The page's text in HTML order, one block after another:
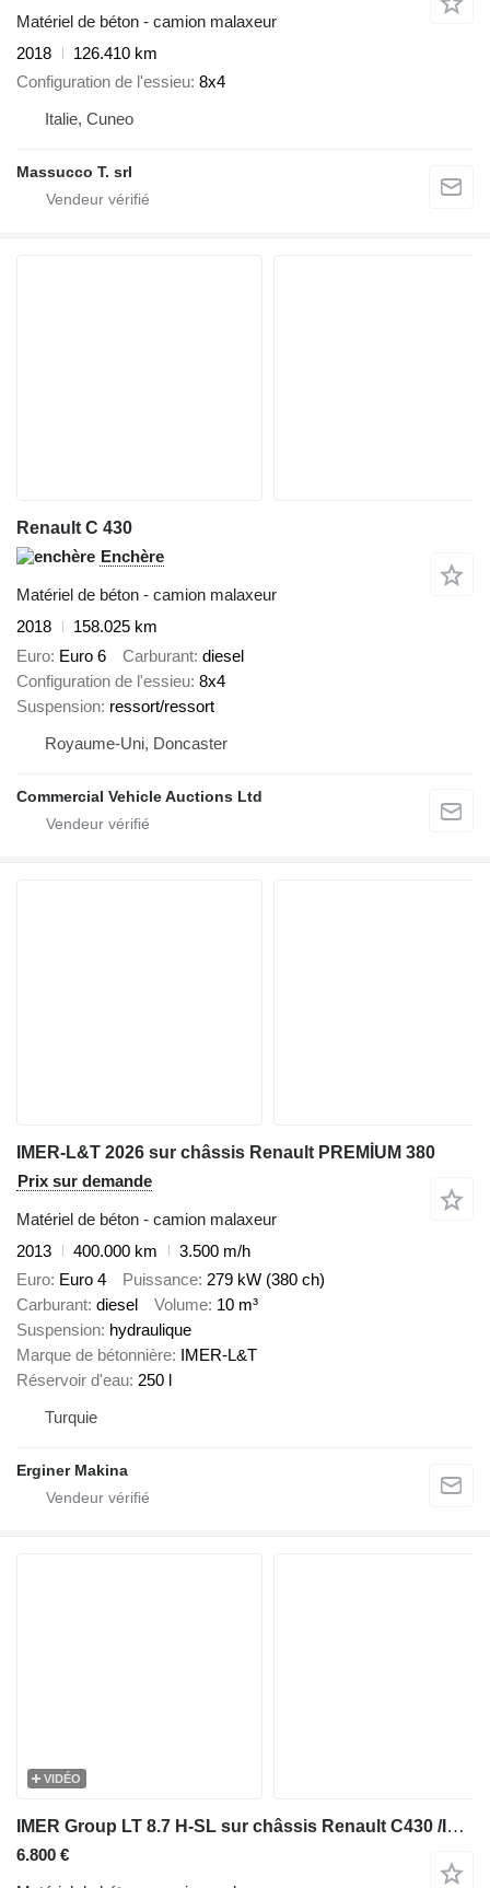
Matériel de béton - camion malaxeur
2018
126.410 km
Configuration de l'essieu 8x4
Italie, Cuneo
Massucco T. srl
Renault C 430
Enchère
Matériel de béton - camion malaxeur
2018
158.025 km
Euro Euro 6 Carburant diesel
Configuration de l'essieu 8x4
Suspension ressort/ressort
Royaume-Uni, Doncaster
Commercial Vehicle Auctions Ltd
IMER-L&T 2026 sur châssis Renault PREMİUM 380
Prix sur demande
Matériel de béton - camion malaxeur
2013
400.000 km
3.500 m/h
Euro Euro 4 Puissance 279 kW (380 ch)
Carburant diesel Volume 10 m³
Suspension hydraulique
Marque de bétonnière IMER-L&T
Réservoir d'eau 250 l
Turquie
Erginer Makina
VIDÉO
IMER Group LT 8.7 H-SL sur châssis Renault C430 /IMER LT8.7-SL / ROTATHEAM TS13
6.800 €